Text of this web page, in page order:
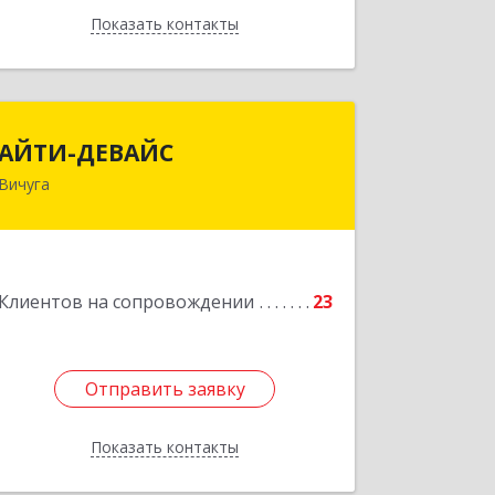
Показать контакты
Назад
ДЕВАЙС
Вичуга
Клиентов на сопровождении 23
Отправить заявку
Показать контакты
155334, Ивановская обл, г.о. Вичуга,
Подробнее
Отправить заявку
Назад